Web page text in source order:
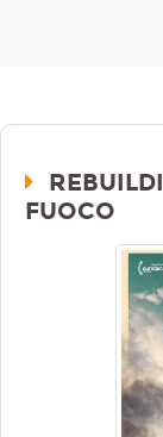
FUOCO